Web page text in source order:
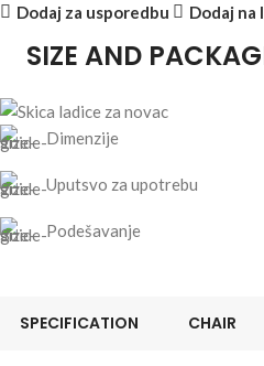
Dodaj za usporedbu
Dodaj na
SIZE AND
Dimenzije
Uputsvo za upotrebu
Podešavanje
SPECIFICATION CHAIR